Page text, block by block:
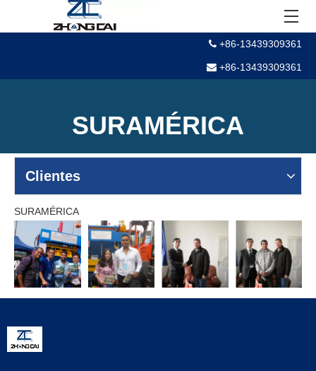
 +86-13439309361
 +86-13439309361
SURAMÉRICA
Usted está aquí: Hogar » SURAMÉRICA
Clientes
SURAMÉRICA